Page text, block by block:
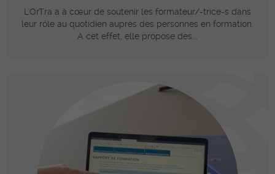
L'OrTra a à cœur de soutenir les formateur/-trice-s dans
leur rôle au quotidien auprès des personnes en formation.
A cet effet, elle propose des...